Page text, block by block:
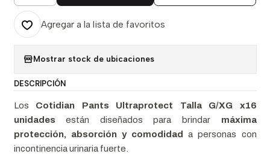
Agregar a la lista de favoritos
Mostrar stock de ubicaciones
DESCRIPCIÓN
Los Cotidian Pants Ultraprotect Talla G/XG x16
unidades están diseñados para brindar máxima
protección, absorción y comodidad
a personas con
incontinencia urinaria fuerte.